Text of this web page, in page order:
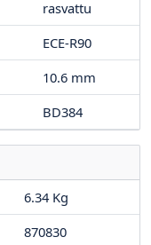
rasvattu
ECE-R90
10.6 mm
BD384
6.34 Kg
870830